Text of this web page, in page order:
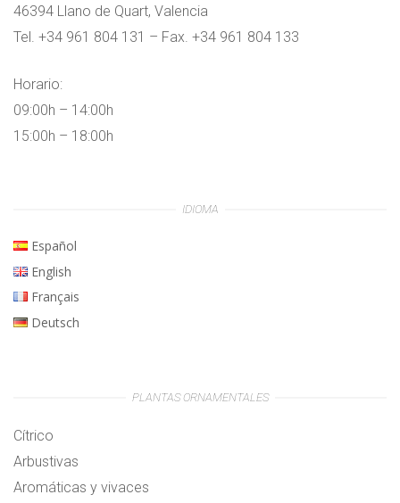
46394 Llano de Quart, Valencia
Tel. +34 961 804 131 – Fax. +34 961 804 133
Horario:
09:00h – 14:00h
15:00h – 18:00h
IDIOMA
Español
English
Français
Deutsch
PLANTAS ORNAMENTALES
Cítrico
Arbustivas
Aromáticas y vivaces